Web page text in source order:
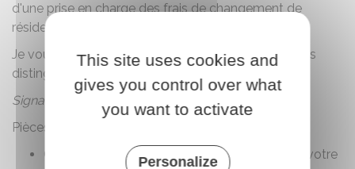
d'une prise en charge des frais de changement de
résidence de notre foyer.
Je vous prie d'agréer l'expression de mes salutations
distinguées.
Signature
Pièces jointes :
Copie de votre 1
arrêté de nomination dans votre
This site uses cookies and
gives you control over what
you want to activate
Personalize